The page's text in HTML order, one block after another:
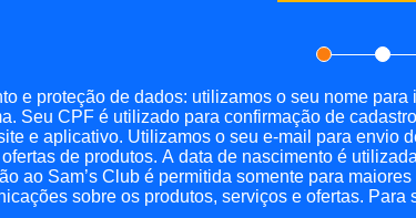
e proteção de dados: utilizamos o seu nome
Seu CPF é utilizado para confirmação de
e aplicativo. Utilizamos o seu e-mail para envio
de produtos. A data de nascimento é
ao Sam’s Club é permitida somente para
sobre os produtos, serviços e ofertas.